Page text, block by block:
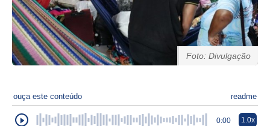
Foto: Divulgação
ouça este conteúdo readme
0:00 1.0x